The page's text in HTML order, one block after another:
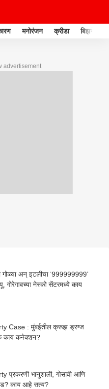
मनोरंजन क्रीडा बिझनेस
advertisement
गोळ्या अन् इटलीचा ‘999999999’
गोरेगावच्या नेस्को सेंटरमध्ये काय
Case : मुंबईतील क्रूझ ड्रग्ज
काय कनेक्शन?
भानुशाली, गोसावी आणि
काय आहे सत्य?